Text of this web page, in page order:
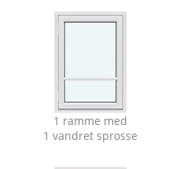
1 ramme med
1 vandret sprosse